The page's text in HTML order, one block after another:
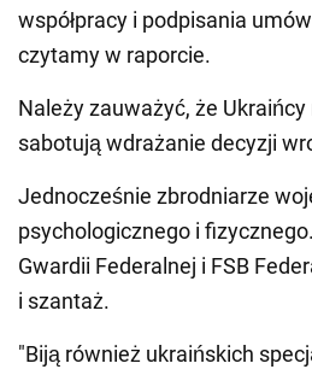
współpracy i podpisania
czytamy w raporcie.
Należy zauważyć, że
sabotują wdrażanie decyzji
Jednocześnie zbrodniarze
psychologicznego i
Gwardii Federalnej i FSB
i szantaż.
"Biją również ukraińskich